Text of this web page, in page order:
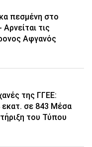
πεσμένη στο
τις
Αφγανός
της ΓΓΕΕ:
σε 843 Μέσα
του Τύπου